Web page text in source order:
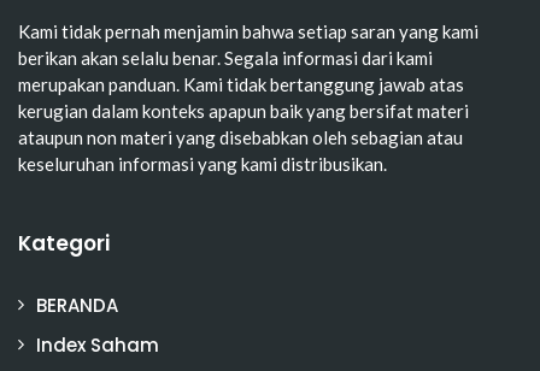
Kami tidak pernah menjamin bahwa setiap saran yang kami
berikan akan selalu benar. Segala informasi dari kami
merupakan panduan. Kami tidak bertanggung jawab atas
kerugian dalam konteks apapun baik yang bersifat materi
ataupun non materi yang disebabkan oleh sebagian atau
keseluruhan informasi yang kami distribusikan.
Kategori
BERANDA
Index Saham